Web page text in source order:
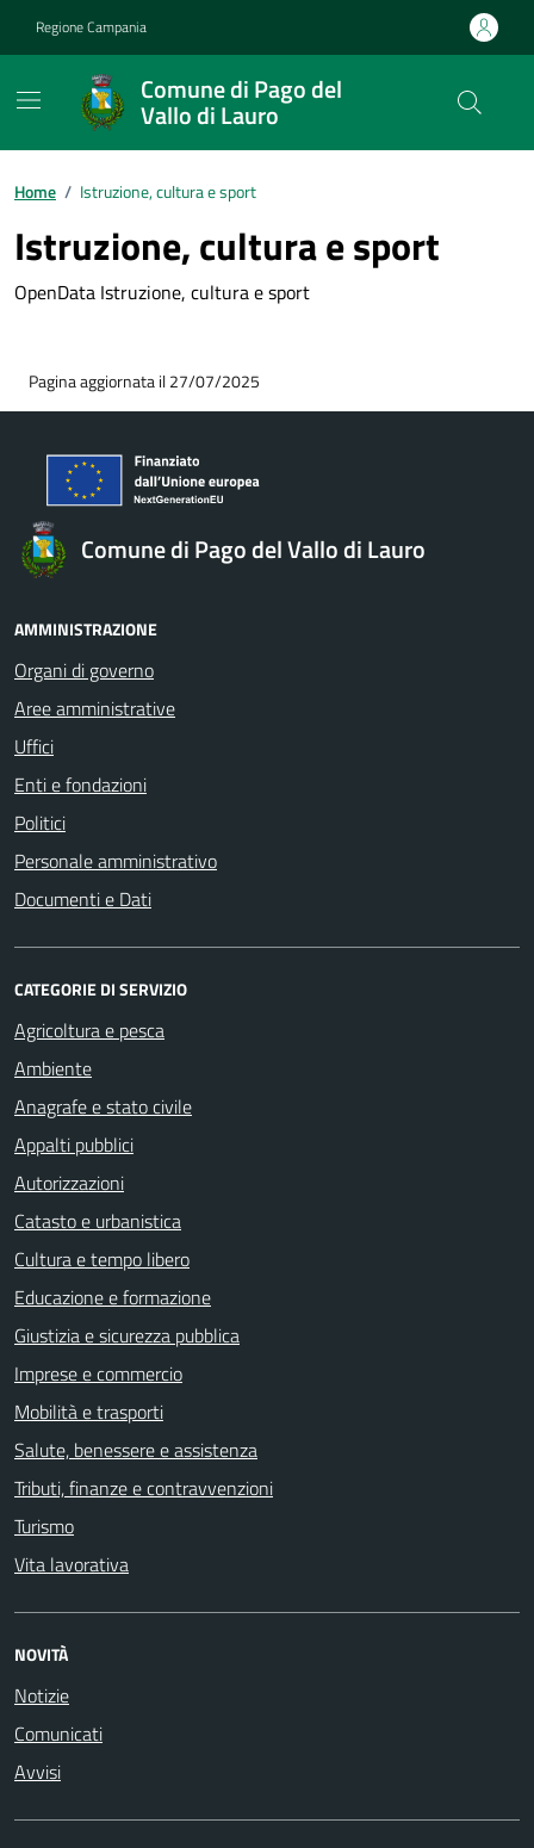
Regione Campania
Comune di Pago del
Vallo di Lauro
Home / Istruzione, cultura e sport
Istruzione, cultura e sport
OpenData Istruzione, cultura e sport
Pagina aggiornata il 27/07/2025
Comune di Pago del Vallo di Lauro
AMMINISTRAZIONE
Organi di governo
Aree amministrative
Uffici
Enti e fondazioni
Politici
Personale amministrativo
Documenti e Dati
CATEGORIE DI SERVIZIO
Agricoltura e pesca
Ambiente
Anagrafe e stato civile
Appalti pubblici
Autorizzazioni
Catasto e urbanistica
Cultura e tempo libero
Educazione e formazione
Giustizia e sicurezza pubblica
Imprese e commercio
Mobilità e trasporti
Salute, benessere e assistenza
Tributi, finanze e contravvenzioni
Turismo
Vita lavorativa
NOVITÀ
Notizie
Comunicati
Avvisi